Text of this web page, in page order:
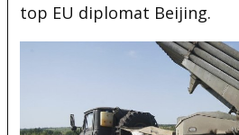
top EU diplomat Beijing.